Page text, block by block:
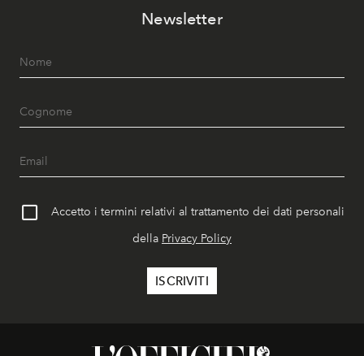
Newsletter
Accetto i termini relativi al trattamento dei dati personali
della Privacy Policy